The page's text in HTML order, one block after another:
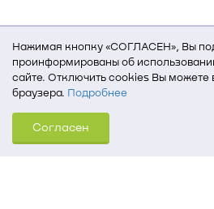
Нажимая кнопку «СОГЛАСЕН», Вы
проинформированы об
сайте. Отключить cookies Вы можете
браузера. Подробнее
Для того, чтобы мы могли
услуги, мы используем cookies,
на Вашем компьютере (Сведения о
Согласен